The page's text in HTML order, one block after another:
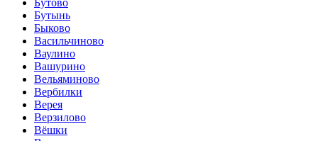
Бутово
Бутынь
Быково
Васильчиново
Ваулино
Вашурино
Вельяминово
Вербилки
Верея
Верзилово
Вёшки